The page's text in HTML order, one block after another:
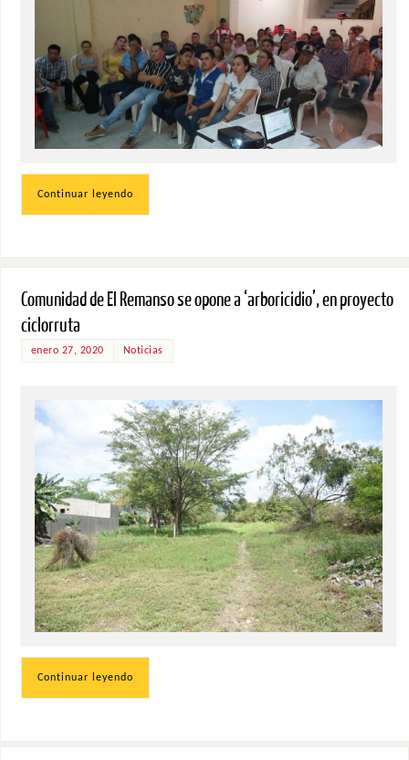
Continuar leyendo
Comunidad de El Remanso se opone a ‘arboricidio’, en proyecto
ciclorruta
enero 27, 2020 Noticias
Continuar leyendo